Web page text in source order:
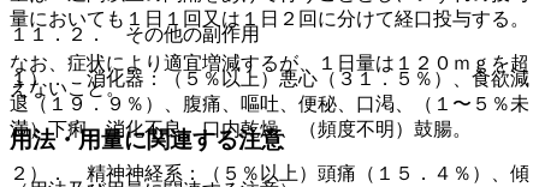
１１．２． その他の副作用
１）． 消化器：（５％以上）悪心（３１．５％）、食欲減
退（１９．９％）、腹痛、嘔吐、便秘、口渇、（１〜５％未
満）下痢、消化不良、口内乾燥、（頻度不明）鼓腸。
２）． 精神神経系：（５％以上）頭痛（１５．４％）、傾
量においても１日１回又は１日２回に分けて経口投与する。
なお、症状により適宜増減するが、１日量は１２０ｍｇを超
えないこと。
用法・用量に関連する注意